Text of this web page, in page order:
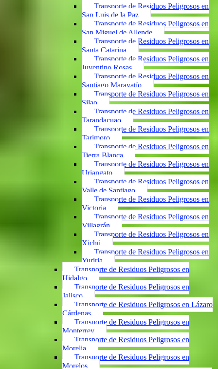
Transporte de Residuos Peligrosos en
San Luis de la Paz
Transporte de Residuos Peligrosos en
San Miguel de Allende
Transporte de Residuos Peligrosos en
Santa Catarina
Transporte de Residuos Peligrosos en
Juventino Rosas
Transporte de Residuos Peligrosos en
Santiago Maravatío
Transporte de Residuos Peligrosos en
Silao
Transporte de Residuos Peligrosos en
Tarandacuao
Transporte de Residuos Peligrosos en
Tarimoro
Transporte de Residuos Peligrosos en
Tierra Blanca
Transporte de Residuos Peligrosos en
Uriangato
Transporte de Residuos Peligrosos en
Valle de Santiago
Transporte de Residuos Peligrosos en
Victoria
Transporte de Residuos Peligrosos en
Villagrán
Transporte de Residuos Peligrosos en
Xichú
Transporte de Residuos Peligrosos en
Yuriria
Transporte de Residuos Peligrosos en
Hidalgo
Transporte de Residuos Peligrosos en
Jalisco
Transporte de Residuos Peligrosos en Lázaro
Cárdenas
Transporte de Residuos Peligrosos en
Monterrey
Transporte de Residuos Peligrosos en
Morelia
Transporte de Residuos Peligrosos en
Morelos